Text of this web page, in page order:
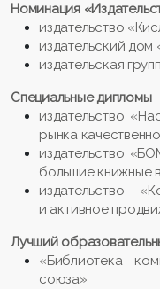
Номинация
издательство
издательский
издательская
Специальные дипломы
издательство
рынка
издательство
большие книжные
издательство
и активное
Лучший
«Библиотека
союза»